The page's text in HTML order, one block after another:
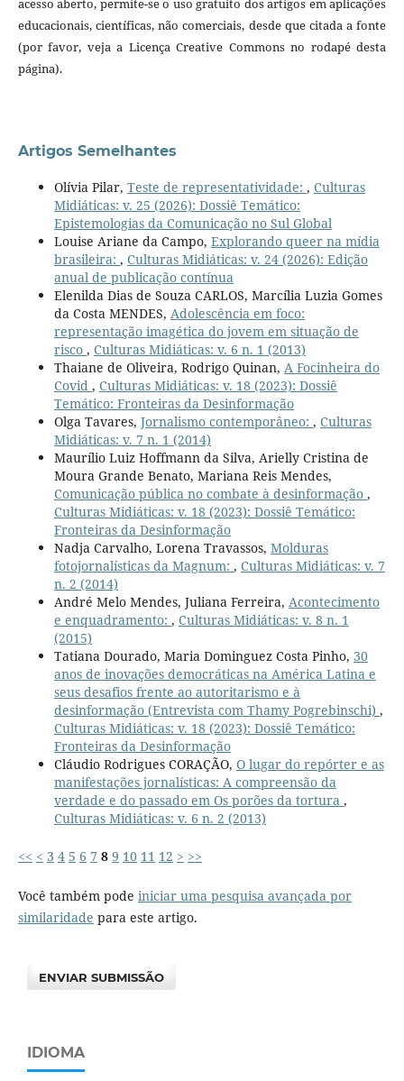
acesso aberto, permite-se o uso gratuito dos artigos em aplicações
educacionais, científicas, não comerciais, desde que citada a fonte
(por favor, veja a Licença Creative Commons no rodapé desta
página).
Artigos Semelhantes
Olívia Pilar, Teste de representatividade: , Culturas
Midiáticas: v. 25 (2026): Dossiê Temático:
Epistemologias da Comunicação no Sul Global
Louise Ariane da Campo, Explorando queer na mídia
brasileira: , Culturas Midiáticas: v. 24 (2026): Edição
anual de publicação contínua
Elenilda Dias de Souza CARLOS, Marcília Luzia Gomes
da Costa MENDES, Adolescência em foco:
representação imagética do jovem em situação de
risco , Culturas Midiáticas: v. 6 n. 1 (2013)
Thaiane de Oliveira, Rodrigo Quinan, A Focinheira do
Covid , Culturas Midiáticas: v. 18 (2023): Dossiê
Temático: Fronteiras da Desinformação
Olga Tavares, Jornalismo contemporâneo: , Culturas
Midiáticas: v. 7 n. 1 (2014)
Maurílio Luiz Hoffmann da Silva, Arielly Cristina de
Moura Grande Benato, Mariana Reis Mendes,
Comunicação pública no combate à desinformação ,
Culturas Midiáticas: v. 18 (2023): Dossiê Temático:
Fronteiras da Desinformação
Nadja Carvalho, Lorena Travassos, Molduras
fotojornalísticas da Magnum: , Culturas Midiáticas: v. 7
n. 2 (2014)
André Melo Mendes, Juliana Ferreira, Acontecimento
e enquadramento: , Culturas Midiáticas: v. 8 n. 1
(2015)
Tatiana Dourado, Maria Dominguez Costa Pinho, 30
anos de inovações democráticas na América Latina e
seus desafios frente ao autoritarismo e à
desinformação (Entrevista com Thamy Pogrebinschi) ,
Culturas Midiáticas: v. 18 (2023): Dossiê Temático:
Fronteiras da Desinformação
Cláudio Rodrigues CORAÇÃO, O lugar do repórter e as
manifestações jornalísticas: A compreensão da
verdade e do passado em Os porões da tortura ,
Culturas Midiáticas: v. 6 n. 2 (2013)
<< < 3 4 5 6 7 8 9 10 11 12 > >>
Você também pode iniciar uma pesquisa avançada por
similaridade para este artigo.
ENVIAR SUBMISSÃO
IDIOMA